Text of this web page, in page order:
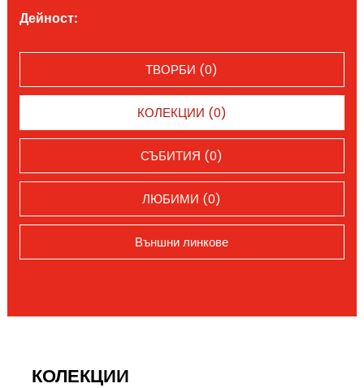
Дейност:
ТВОРБИ (0)
КОЛЕКЦИИ (0)
СЪБИТИЯ (0)
ЛЮБИМИ (0)
Външни линкове
КОЛЕКЦИИ